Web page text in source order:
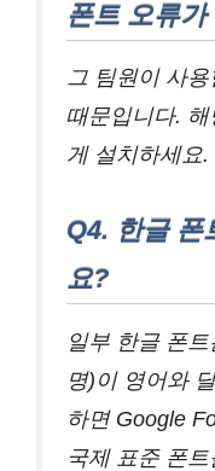
폰트 오류가
그 팀원이 사
때문입니다.
게 설치하세요.
Q4. 한글 폰
요?
일부 한글 폰
명)이 영어와
하면 Google
국제 표준 폰